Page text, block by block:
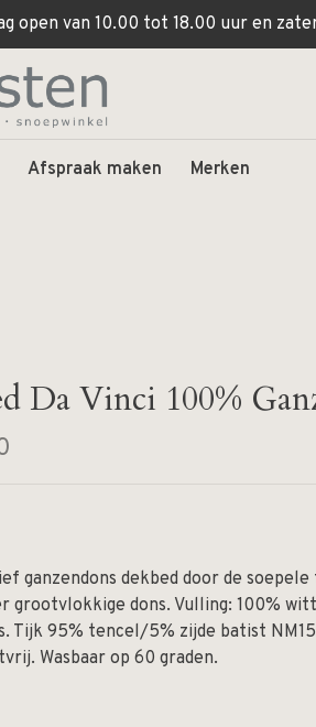
open van 10.00 tot 18.00 uur en
Afspraak maken Merken
Da Vinci 100%
ganzendons dekbed door de
grootvlokkige dons. Vulling: 100%
Tijk 95% tencel/5% zijde batist
Wasbaar op 60 graden.